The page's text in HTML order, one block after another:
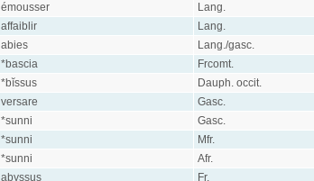
émousser Lang.
affaiblir Lang.
abies Lang./gasc.
*bascia Frcomt.
*bĭssus Dauph. occit.
versare Gasc.
*sunni Gasc.
*sunni Mfr.
*sunni Afr.
abyssus Fr.